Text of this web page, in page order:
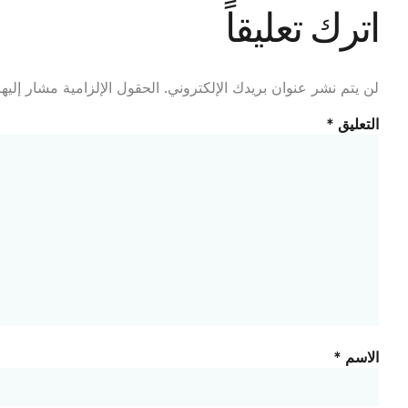
اترك تعليقاً
لن يتم نشر عنوان بريدك الإلكتروني. الحقول الإلزامية مشار
التعليق *
الاسم *